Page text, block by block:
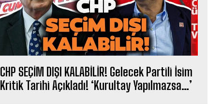
CHP SEÇİM DIŞI KALABİLİR! Gelecek Partili İsim
Kritik Tarihi Açıkladı! ‘Kurultay Yapılmazsa…’